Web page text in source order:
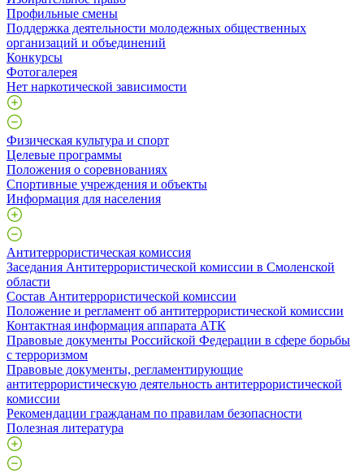
Профильные смены
Поддержка деятельности молодежных общественных
организаций и объединений
Конкурсы
Фотогалерея
Нет наркотической зависимости
Физическая культура и спорт
Целевые программы
Положения о соревнованиях
Спортивные учреждения и объекты
Информация для населения
Антитеррористическая комиссия
Заседания Антитеррористической комиссии в Смоленской
области
Состав Антитеррористической комиссии
Положение и регламент об антитеррористической комиссии
Контактная информация аппарата АТК
Правовые документы Российской Федерации в сфере борьбы
с терроризмом
Правовые документы, регламентирующие
антитеррористическую деятельность антитеррористической
комиссии
Рекомендации гражданам по правилам безопасности
Полезная литература